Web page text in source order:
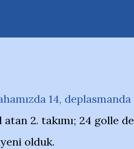
14, deplasmanda
2. takımı; 24 golle de
olduk.